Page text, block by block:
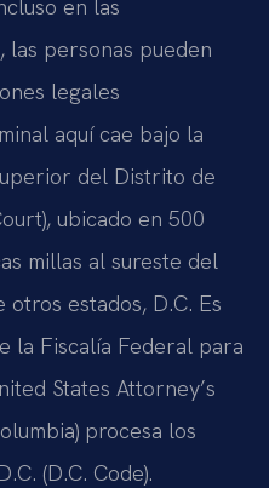
en las
las personas pueden
legales
aquí cae bajo la
del Distrito de
ubicado en 500
millas al sureste del
estados, D.C. Es
la Fiscalía Federal para
States Attorney’s
procesa los
(D.C. Code).